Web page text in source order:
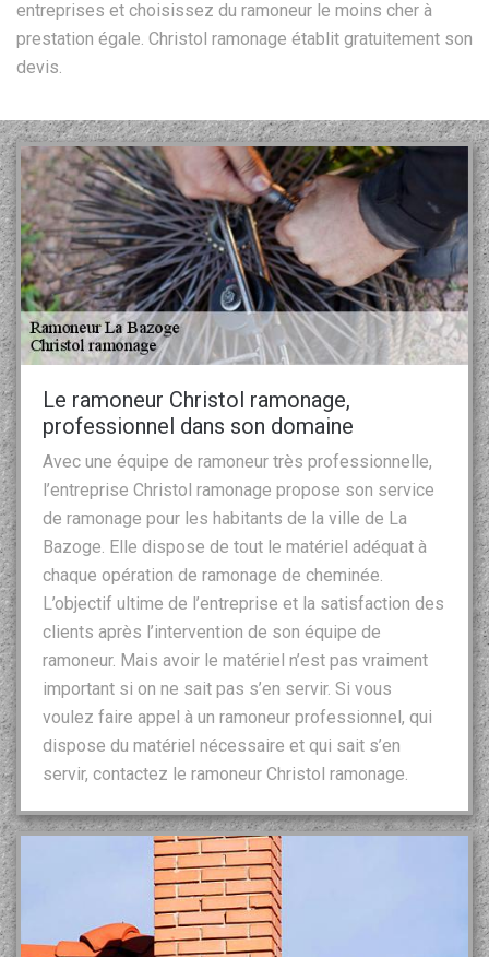
entreprises et choisissez du ramoneur le moins cher à
prestation égale. Christol ramonage établit gratuitement son
devis.
Le ramoneur Christol ramonage,
professionnel dans son domaine
Avec une équipe de ramoneur très professionnelle,
l’entreprise Christol ramonage propose son service
de ramonage pour les habitants de la ville de La
Bazoge. Elle dispose de tout le matériel adéquat à
chaque opération de ramonage de cheminée.
L’objectif ultime de l’entreprise et la satisfaction des
clients après l’intervention de son équipe de
ramoneur. Mais avoir le matériel n’est pas vraiment
important si on ne sait pas s’en servir. Si vous
voulez faire appel à un ramoneur professionnel, qui
dispose du matériel nécessaire et qui sait s’en
servir, contactez le ramoneur Christol ramonage.